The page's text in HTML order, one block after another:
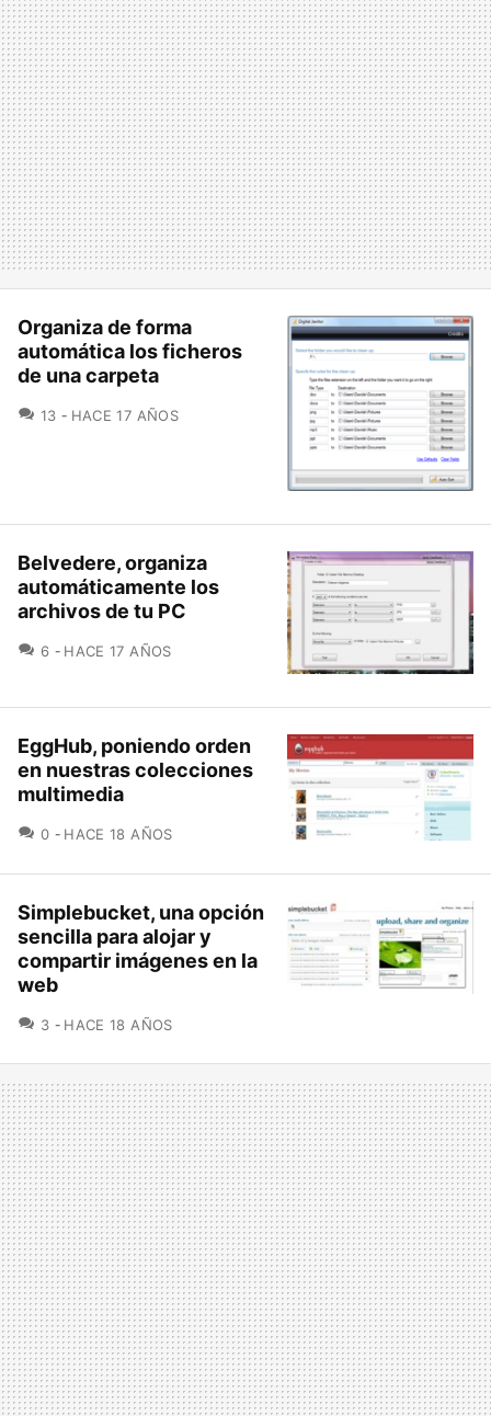
Organiza de forma
automática los ficheros
de una carpeta
13 COMENTARIOS
HACE 17 AÑOS
Belvedere, organiza
automáticamente los
archivos de tu PC
6 COMENTARIOS
HACE 17 AÑOS
EggHub, poniendo orden
en nuestras colecciones
multimedia
0 COMENTARIOS
HACE 18 AÑOS
Simplebucket, una opción
sencilla para alojar y
compartir imágenes en la
web
3 COMENTARIOS
HACE 18 AÑOS